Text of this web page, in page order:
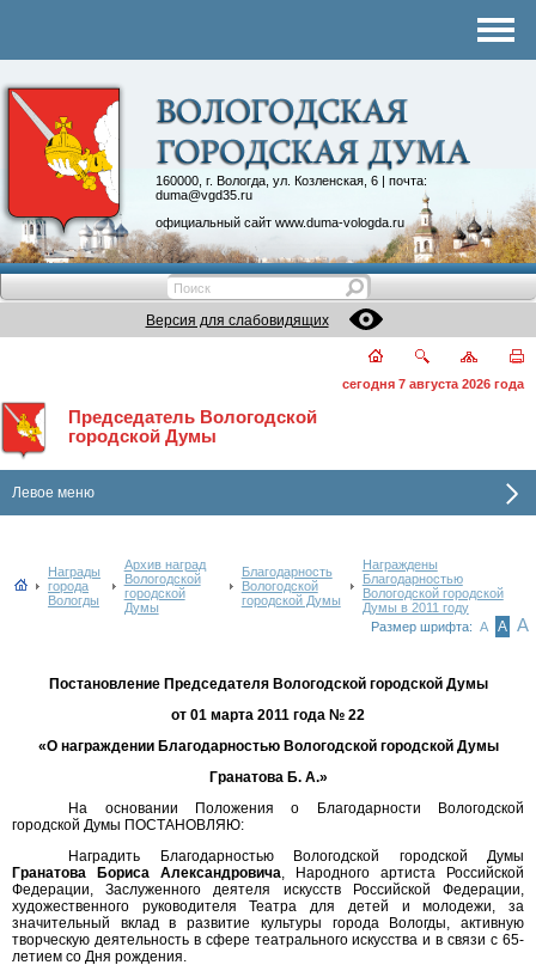
160000, г. Вологда, ул. Козленская, 6 | почта:
duma@vgd35.ru
официальный сайт www.duma-vologda.ru
Контакты
Депутатские объединения
Версия для слабовидящих
сегодня 7 августа 2026 года
Председатель Вологодской
городской Думы
Левое меню
Награды
города
Вологды
Архив наград
Вологодской
городской
Думы
Благодарность
Вологодской
городской Думы
Награждены
Благодарностью
Вологодской городской
Думы в 2011 году
Размер шрифта: А А А
Постановление Председателя Вологодской городской Думы
от 01 марта 2011 года № 22
«О награждении Благодарностью Вологодской городской Думы
Гранатова Б. А.»
На основании Положения о Благодарности Вологодской
городской Думы ПОСТАНОВЛЯЮ:
Наградить Благодарностью Вологодской городской Думы
Гранатова Бориса Александровича, Народного артиста Российской
Федерации, Заслуженного деятеля искусств Российской Федерации,
художественного руководителя Театра для детей и молодежи, за
значительный вклад в развитие культуры города Вологды, активную
творческую деятельность в сфере театрального искусства и в связи с 65-
летием со Дня рождения.